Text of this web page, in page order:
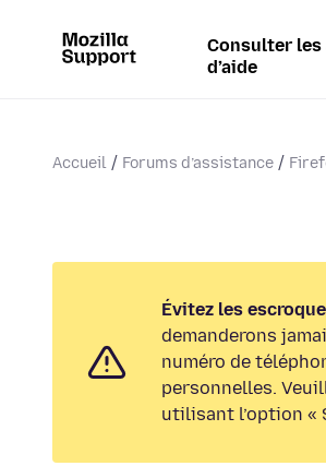
Consulter
d’aide
Accueil Forums d’assistance
Évitez les
demanderons
numéro de
personnelles.
utilisant l’option «